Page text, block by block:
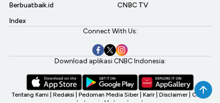
Berbuatbaik.id
Index
CNBC TV
Connect With Us:
Download aplikasi CNBC Indonesia:
Tentang Kami Redaksi Pedoman Media Siber Karir Disclaimer CNBC